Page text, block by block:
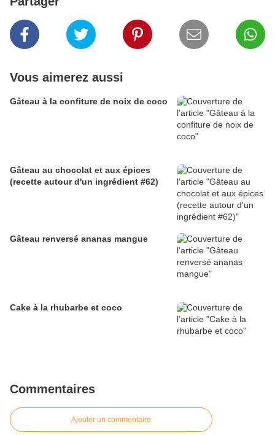
Vous aimerez aussi
Gâteau à la confiture de noix de coco
Gâteau au chocolat et aux épices
(recette autour d'un ingrédient #62)
Gâteau renversé ananas mangue
Cake à la rhubarbe et coco
Commentaires
Ajouter un commentaire